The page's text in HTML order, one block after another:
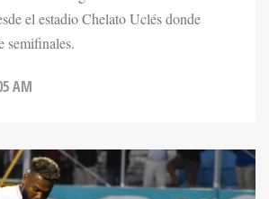
el estadio Chelato Uclés donde
semifinales.
AM